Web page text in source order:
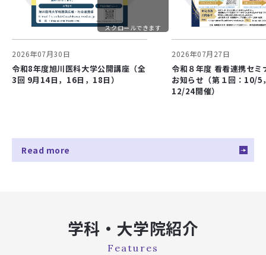
腫瘍の遺伝子変異を画像データからAIで予測 ―専門医等との
比較により、AIによるIDH変異予測精度を検証―（脳神経外科
学講座・木下学教授）
2026年07月13日
叙勲の受章について（ご報告）
2026年07月30日
令和8年度旭川医科大学公開講座（全
3回 9月14日，16日，18日）
2026年07月27日
令和８年度 看看連携セミ
お知らせ（第１回：10/5
12/24開催）
スクロールできます
Read more
学科・大学院紹介
Features